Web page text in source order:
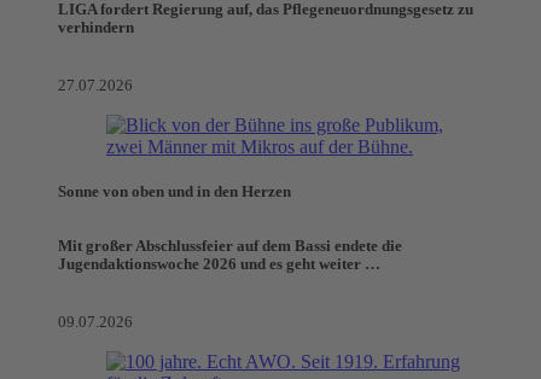
LIGA fordert Regierung auf, das Pflegeneuordnungsgesetz zu
verhindern
27.07.2026
Sonne von oben und in den Herzen
Mit großer Abschlussfeier auf dem Bassi endete die
Jugendaktionswoche 2026 und es geht weiter …
09.07.2026